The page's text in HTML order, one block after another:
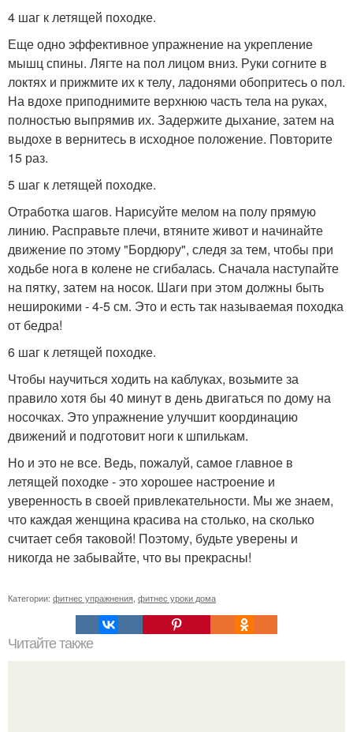
4 шаг к летящей походке.
Еще одно эффективное упражнение на укрепление
мышц спины. Лягте на пол лицом вниз. Руки согните в
локтях и прижмите их к телу, ладонями обопритесь о пол.
На вдохе приподнимите верхнюю часть тела на руках,
полностью выпрямив их. Задержите дыхание, затем на
выдохе в вернитесь в исходное положение. Повторите
15 раз.
5 шаг к летящей походке.
Отработка шагов. Нарисуйте мелом на полу прямую
линию. Расправьте плечи, втяните живот и начинайте
движение по этому "Бордюру", следя за тем, чтобы при
ходьбе нога в колене не сгибалась. Сначала наступайте
на пятку, затем на носок. Шаги при этом должны быть
неширокими - 4-5 см. Это и есть так называемая походка
от бедра!
6 шаг к летящей походке.
Чтобы научиться ходить на каблуках, возьмите за
правило хотя бы 40 минут в день двигаться по дому на
носочках. Это упражнение улучшит координацию
движений и подготовит ноги к шпилькам.
Но и это не все. Ведь, пожалуй, самое главное в
летящей походке - это хорошее настроение и
уверенность в своей привлекательности. Мы же знаем,
что каждая женщина красива на столько, на сколько
считает себя таковой! Поэтому, будьте уверены и
никогда не забывайте, что вы прекрасны!
Категории: фитнес упражнения фитнес уроки дома
Читайте также